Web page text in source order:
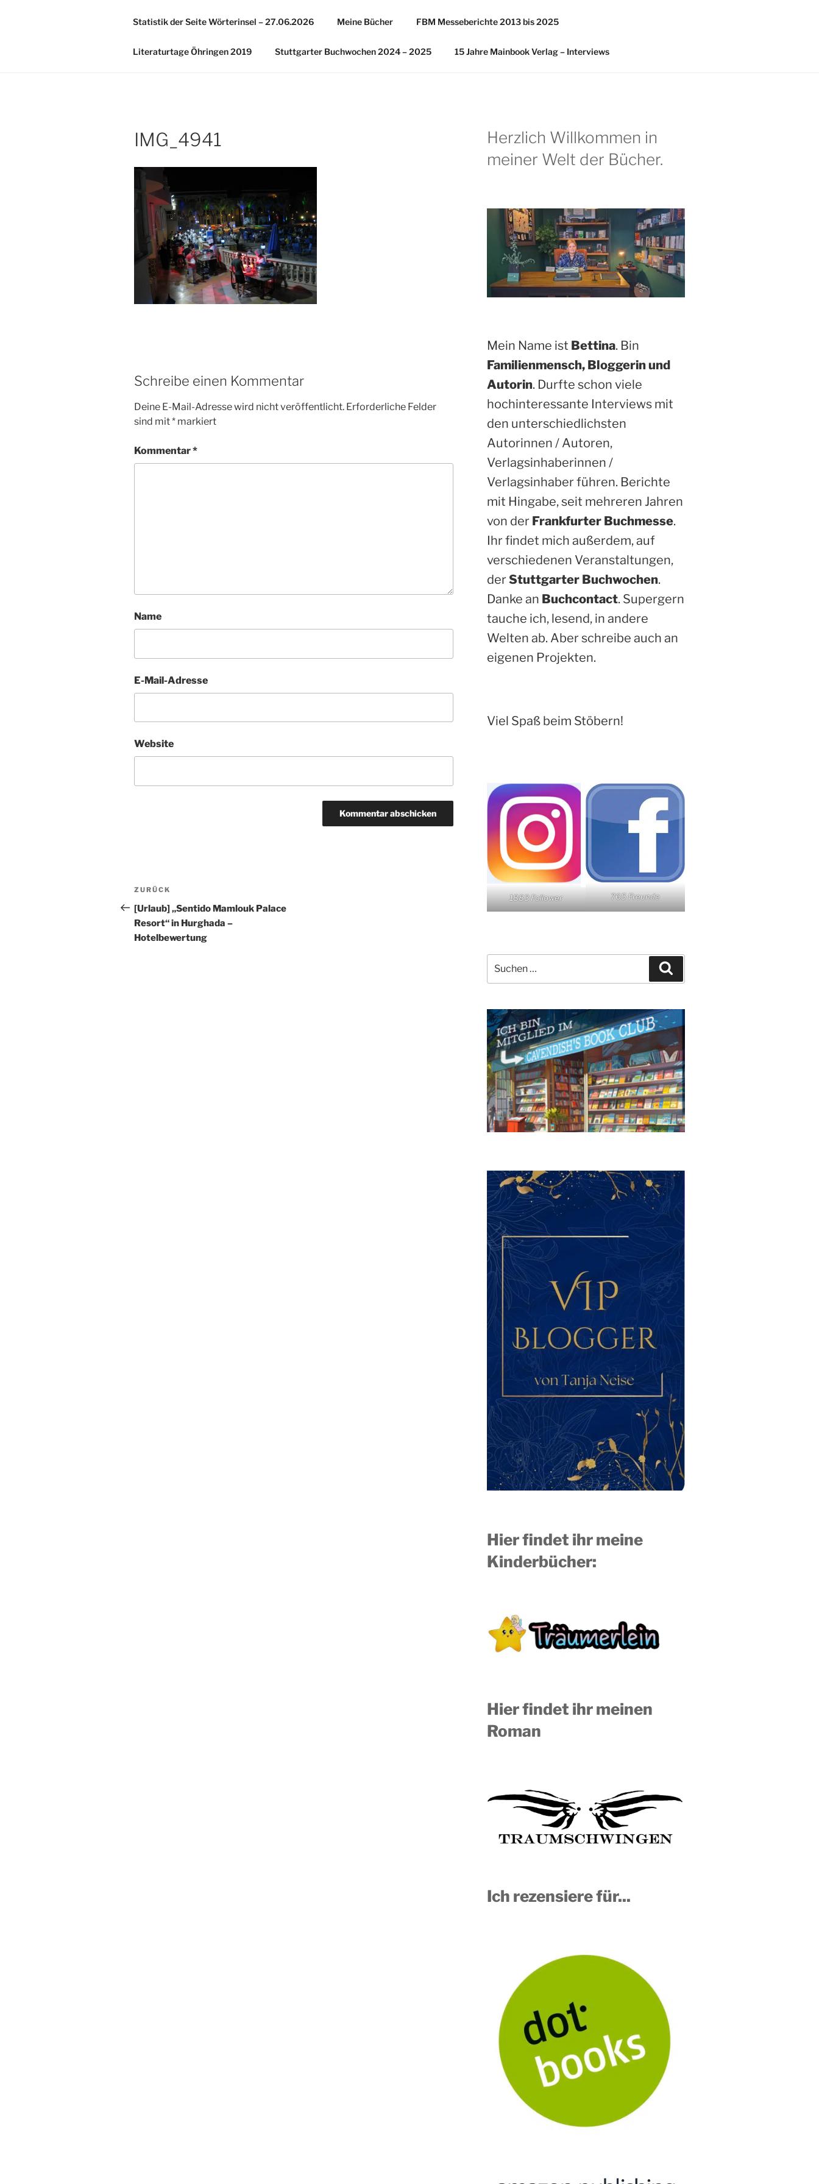
Statistik der Seite Wörterinsel – 27.06.2026 Meine Bücher FBM Messeberichte 2013 bis 2025
Literaturtage Öhringen 2019 Stuttgarter Buchwochen 2024 – 2025 15 Jahre Mainbook Verlag – Interviews
IMG_4941
Schreibe einen Kommentar
Deine E-Mail-Adresse wird nicht veröffentlicht. Erforderliche Felder
sind mit* markiert
Kommentar*
Name
E-Mail-Adresse
Website
Beitragsnavigation
Vorheriger
Beitrag
ZURÜCK
[Urlaub] „Sentido Mamlouk Palace
Resort“ in Hurghada –
Hotelbewertung
Herzlich Willkommen in
meiner Welt der Bücher.
Mein Name ist Bettina. Bin
Familienmensch, Bloggerin und
Autorin. Durfte schon viele
hochinteressante Interviews mit
den unterschiedlichsten
Autorinnen / Autoren,
Verlagsinhaberinnen /
Verlagsinhaber führen. Berichte
mit Hingabe, seit mehreren Jahren
von der Frankfurter Buchmesse.
Ihr findet mich außerdem, auf
verschiedenen Veranstaltungen,
derStuttgarter Buchwochen.
Danke an Buchcontact. Supergern
tauche ich, lesend, in andere
Welten ab. Aber schreibe auch an
eigenen Projekten.
Viel Spaß beim Stöbern!
1883 Follower 765 Freunde
nach:
Hier findet ihr meine
Kinderbücher:
Hier findet ihr meinen
Roman
Ich rezensiere für...